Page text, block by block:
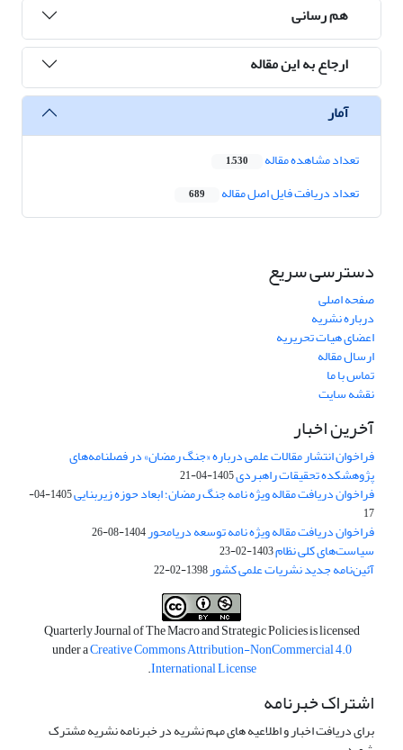
هم رسانی
ارجاع به این مقاله
آمار
تعداد مشاهده مقاله 1,530
تعداد دریافت فایل اصل مقاله 689
دسترسی سریع
صفحه اصلی
درباره نشریه
اعضای هیات تحریریه
ارسال مقاله
تماس با ما
نقشه سایت
آخرین اخبار
فراخوان انتشار مقالات علمی درباره «جنگ رمضان» در فصلنامه‌های
پژوهشکده تحقیقات راهبردی1405-04-21
فراخوان دریافت مقاله ویژه نامه جنگ رمضان؛ ابعاد حوزه زیربنایی
1405-04-
17
فراخوان دریافت مقاله ویژه نامه توسعه دریامحور1404-08-26
سیاست‌های کلی نظام1403-02-23
آئین‌نامه جدید نشریات علمی کشور1398-02-22
Quarterly Journal of The Macro and Strategic Policies is licensed
under aCreative Commons Attribution-NonCommercial 4.0
International License
.
اشتراک خبرنامه
برای دریافت اخبار و اطلاعیه های مهم نشریه در خبرنامه نشریه مشترک